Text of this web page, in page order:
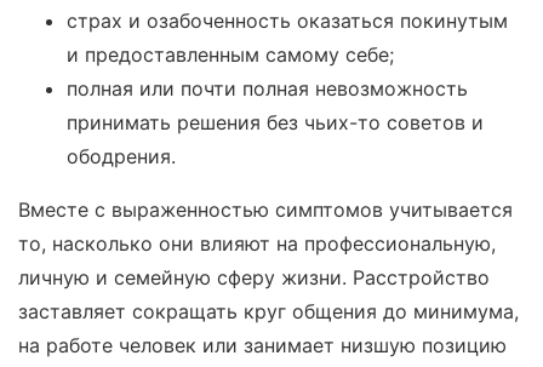
страх и озабоченность оказаться покинутым
и предоставленным самому себе;
полная или почти полная невозможность
принимать решения без чьих-то советов и
ободрения.
Вместе с выраженностью симптомов учитывается
то, насколько они влияют на профессиональную,
личную и семейную сферу жизни. Расстройство
заставляет сокращать круг общения до минимума,
на работе человек или занимает низшую позицию